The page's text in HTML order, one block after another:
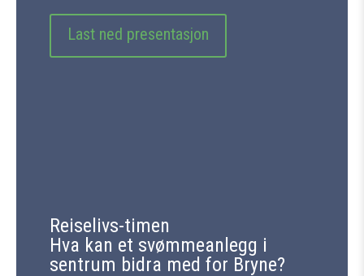
Last ned presentasjon
Reiselivs-timen
Hva kan et svømmeanlegg i
sentrum bidra med for Bryne?